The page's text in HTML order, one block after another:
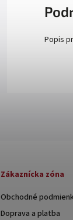
Popis
Zákaznícka zóna
Obchodné
Doprava a platba